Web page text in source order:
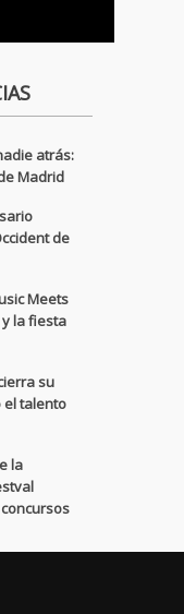
atrás:
Madrid
de
Meets
la fiesta
su
el talento
la